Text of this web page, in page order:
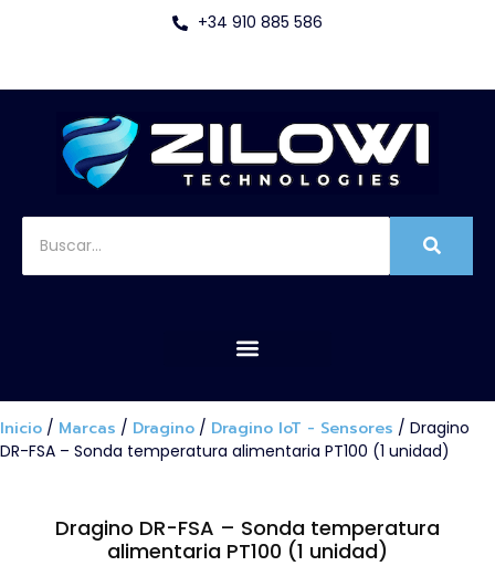
+34 910 885 586
Inicio / Marcas / Dragino / Dragino IoT - Sensores / Dragino
DR-FSA – Sonda temperatura alimentaria PT100 (1 unidad)
Dragino DR-FSA – Sonda temperatura
alimentaria PT100 (1 unidad)